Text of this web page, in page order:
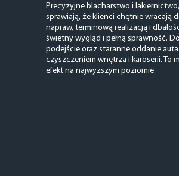
Precyzyjne blacharstwo i
sprawiają, że klienci chętnie wracają
napraw, terminową realizacją i
świetny wygląd i pełną sprawność.
podejście oraz staranne oddanie
czyszczeniem wnętrza i karoserii. To
efekt na najwyższym poziomie.